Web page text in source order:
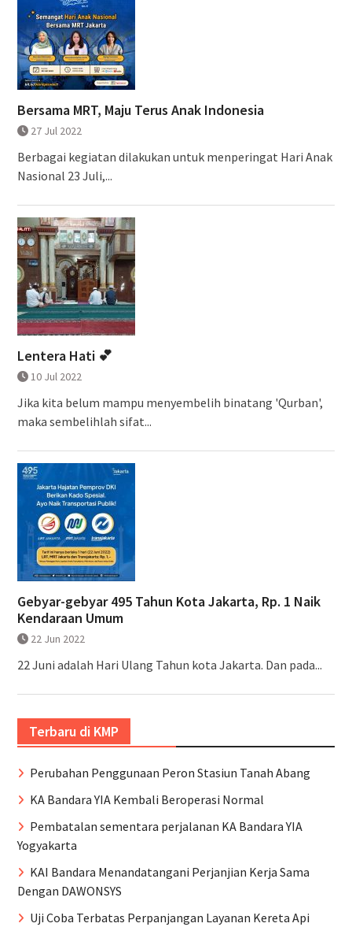
Bersama MRT, Maju Terus Anak Indonesia
27 Jul 2022
Berbagai kegiatan dilakukan untuk menperingat Hari Anak
Nasional 23 Juli,...
Lentera Hati 💕
10 Jul 2022
Jika kita belum mampu menyembelih binatang 'Qurban',
maka sembelihlah sifat...
Gebyar-gebyar 495 Tahun Kota Jakarta, Rp. 1 Naik
Kendaraan Umum
22 Jun 2022
22 Juni adalah Hari Ulang Tahun kota Jakarta. Dan pada...
Terbaru di KMP
Perubahan Penggunaan Peron Stasiun Tanah Abang
KA Bandara YIA Kembali Beroperasi Normal
Pembatalan sementara perjalanan KA Bandara YIA
Yogyakarta
KAI Bandara Menandatangani Perjanjian Kerja Sama
Dengan DAWONSYS
Uji Coba Terbatas Perpanjangan Layanan Kereta Api